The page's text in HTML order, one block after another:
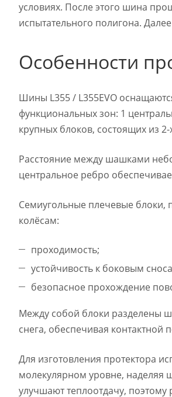
условиях. После этого шина
испытательного полигона.
Особенности
Шины L355 / L355EVO
функциональных зон: 1
крупных блоков, состоящих из
Расстояние между шашками
центральное ребро
Семиугольные плечевые
колёсам:
проходимость;
устойчивость к боковым
безопасное прохождение
Между собой блоки разделены
снега, обеспечивая контактной
Для изготовления протектора
молекулярном уровне, наделяя
улучшают теплоотдачу, поэтому